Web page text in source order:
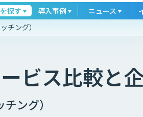
探す 導入事例 ニュース
チング）
ビス比較と
チング）